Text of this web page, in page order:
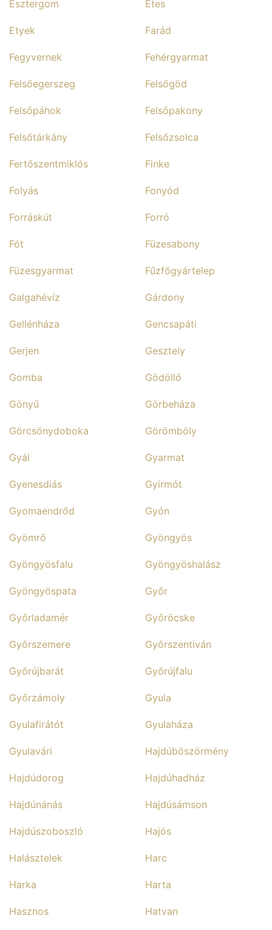
Esztergom Etes
Etyek Farád
Fegyvernek Fehérgyarmat
Felsőegerszeg Felsőgöd
Felsőpáhok Felsőpakony
Felsőtárkány Felsőzsolca
Fertőszentmiklós Finke
Folyás Fonyód
Forráskút Forró
Fót Füzesabony
Füzesgyarmat Fűzfőgyártelep
Galgahévíz Gárdony
Gellénháza Gencsapáti
Gerjen Gesztely
Gomba Gödöllő
Gönyű Görbeháza
Görcsönydoboka Görömböly
Gyál Gyarmat
Gyenesdiás Gyirmót
Gyomaendrőd Gyón
Gyömrő Gyöngyös
Gyöngyösfalu Gyöngyöshalász
Gyöngyöspata Győr
Győrladamér Győröcske
Győrszemere Győrszentiván
Győrújbarát Győrújfalu
Győrzámoly Gyula
Gyulafirátót Gyulaháza
Gyulavári Hajdúböszörmény
Hajdúdorog Hajdúhadház
Hajdúnánás Hajdúsámson
Hajdúszoboszló Hajós
Halásztelek Harc
Harka Harta
Hasznos Hatvan